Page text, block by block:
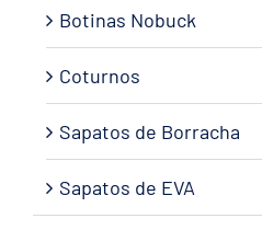
Botinas Nobuck
Coturnos
Sapatos de Borracha
Sapatos de EVA